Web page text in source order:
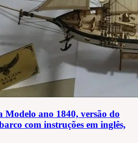
Modelo ano 1840, versão do
com instruções em inglês,